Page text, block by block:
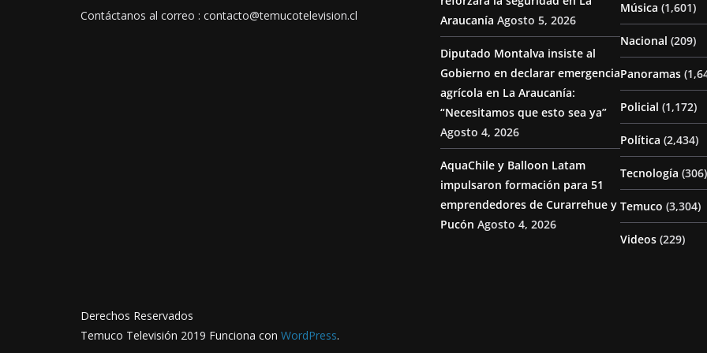
Contáctanos al correo : contacto@temucotelevision.cl
Araucanía Agosto 5, 2026
Diputado Montalva insiste al
Gobierno en declarar emergencia
agrícola en La Araucanía:
“Necesitamos que esto sea ya”
Agosto 4, 2026
AquaChile y Balloon Latam
impulsaron formación para 51
emprendedores de Curarrehue y
Pucón Agosto 4, 2026
Música (1,601)
Nacional (209)
Panoramas
Policial (1,172)
Política (2,434)
Tecnología (306)
Temuco (3,304)
Videos (229)
Derechos Reservados
Temuco Televisión 2019 Funciona con WordPress.